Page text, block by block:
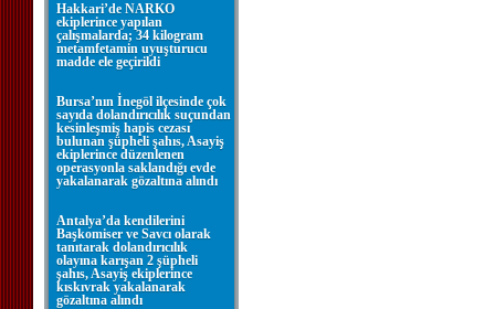
Hakkari’de NARKO
ekiplerince yapılan
çalışmalarda; 34 kilogram
metamfetamin uyuşturucu
madde ele geçirildi
Bursa’nın İnegöl ilçesinde çok
sayıda dolandırıcılık suçundan
kesinleşmiş hapis cezası
bulunan şüpheli şahıs, Asayiş
ekiplerince düzenlenen
operasyonla saklandığı evde
yakalanarak gözaltına alındı
Antalya’da kendilerini
Başkomiser ve Savcı olarak
tanıtarak dolandırıcılık
olayına karışan 2 şüpheli
şahıs, Asayiş ekiplerince
kıskıvrak yakalanarak
gözaltına alındı